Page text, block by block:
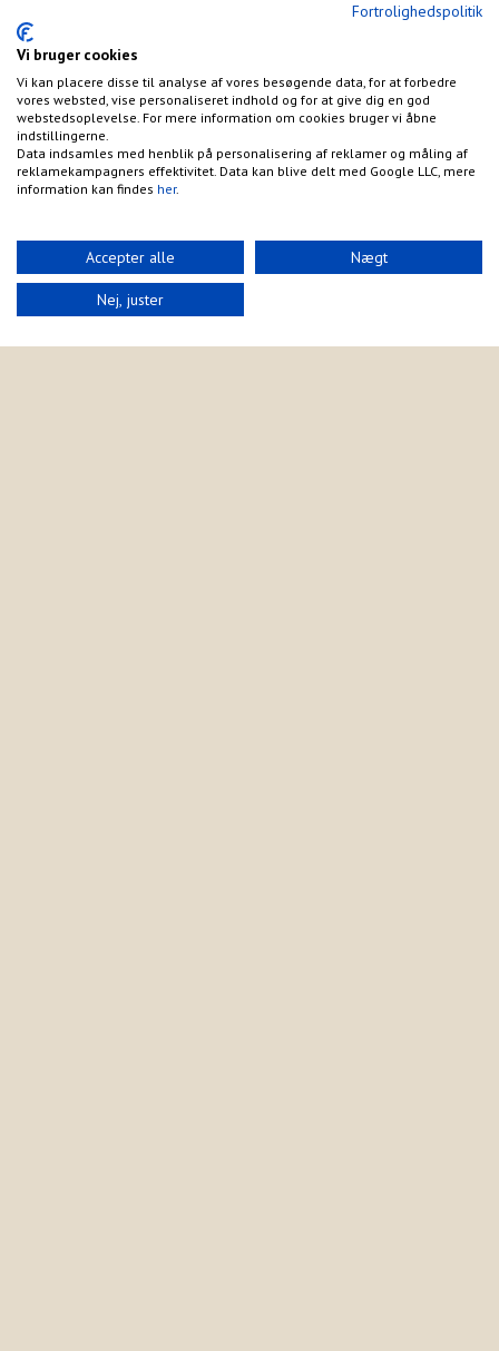
Fortrolighedspolitik
Vi bruger cookies
Vi kan placere disse til analyse af vores besøgende data, for at forbedre
vores websted, vise personaliseret indhold og for at give dig en god
webstedsoplevelse. For mere information om cookies bruger vi åbne
indstillingerne.
Data indsamles med henblik på personalisering af reklamer og måling af
reklamekampagners effektivitet. Data kan blive delt med Google LLC, mere
information kan findes her.
Accepter alle Nægt
Nej, juster
Adresse:
Kystcentervej 11
Thyborøn
Telefon:
+45 5455 5560
Hjemmeside:
http://www.seawarmuseum.dk
omkom. I klitten ved museet kan Mindeparken for
Jyllandsslaget besøges.